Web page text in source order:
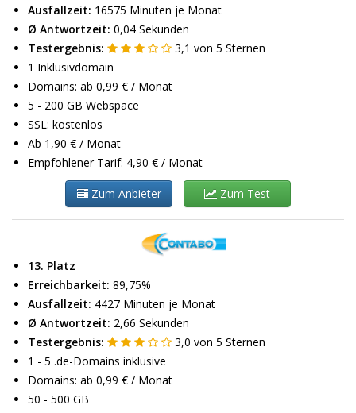
Ausfallzeit: 16575 Minuten je Monat
Ø Antwortzeit: 0,04 Sekunden
Testergebnis:
3,1 von 5 Sternen
1 Inklusivdomain
Domains: ab 0,99 € / Monat
5 - 200 GB Webspace
SSL: kostenlos
Ab 1,90 € / Monat
Empfohlener Tarif: 4,90 € / Monat
Zum Anbieter Zum Test
13. Platz
Erreichbarkeit: 89,75%
Ausfallzeit: 4427 Minuten je Monat
Ø Antwortzeit: 2,66 Sekunden
Testergebnis:
3,0 von 5 Sternen
1 - 5 .de-Domains inklusive
Domains: ab 0,99 € / Monat
50 - 500 GB